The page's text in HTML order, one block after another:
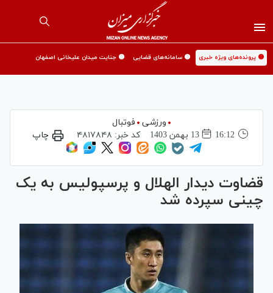
🟡 پرونده‌های ویژه خبری 🟡 سامانه‌های قضایی 🟡 جنایت میدان علیخانی اصفهان
ورزشی
فوتبال
16:12
13 بهمن 1403 کد خبر: ۴۸۱۷۸۴۸ چاپ
قضاوت دیدار الهلال و پرسپولیس به یک
چینی سپرده شد